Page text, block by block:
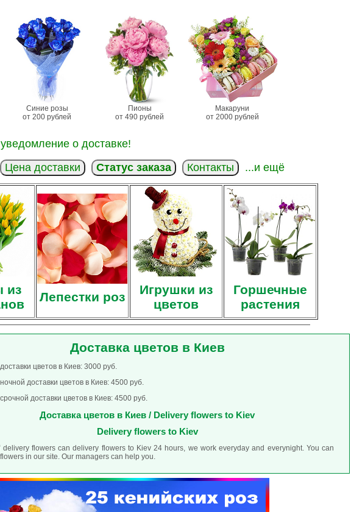
Синие розы
от 200 рублей
Пионы
от 490 рублей
Макаруни
от 2000 рублей
о доставке!
Цена доставки Статус заказа Контакты ...и ещё
из
Лепестки роз
Игрушки из
цветов
Горшечные
растения
Доставка цветов в Киев
цветов в Киев: 3000 руб.
доставки цветов в Киев: 4500 руб.
доставки цветов в Киев: 4500 руб.
Доставка цветов в Киев / Delivery flowers to Kiev
Delivery flowers to Kiev
delivery flowers can delivery flowers to Kiev 24 hours, we work everyday and everynight. You can
in our site. Our managers can help you.